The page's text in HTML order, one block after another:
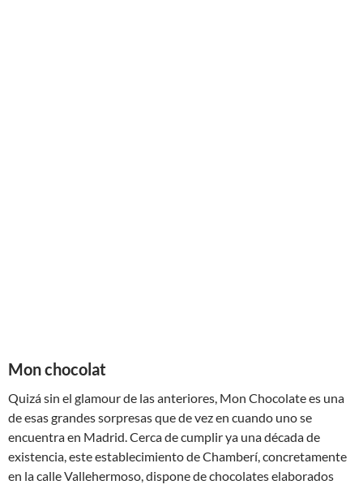
Mon chocolat
Quizá sin el glamour de las anteriores, Mon Chocolate es una
de esas grandes sorpresas que de vez en cuando uno se
encuentra en Madrid. Cerca de cumplir ya una década de
existencia, este establecimiento de Chamberí, concretamente
en la calle Vallehermoso, dispone de chocolates elaborados